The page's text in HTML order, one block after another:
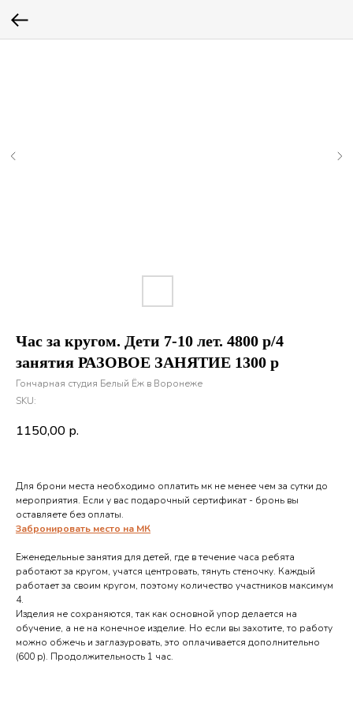
Час за кругом. Дети 7-10 лет. 4800 р/4
занятия РАЗОВОЕ ЗАНЯТИЕ 1300 р
Гончарная студия Белый Ёж в Воронеже
SKU:
1150,00 р.
Для брони места необходимо оплатить мк не менее чем за сутки до
мероприятия. Если у вас подарочный сертификат - бронь вы
оставляете без оплаты.
Забронировать место на МК
Еженедельные занятия для детей, где в течение часа ребята
работают за кругом, учатся центровать, тянуть стеночку. Каждый
работает за своим кругом, поэтому количество участников максимум
4.
Изделия не сохраняются, так как основной упор делается на
обучение, а не на конечное изделие. Но если вы захотите, то работу
можно обжечь и заглазуровать, это оплачивается дополнительно
(600 р). Продолжительность 1 час.